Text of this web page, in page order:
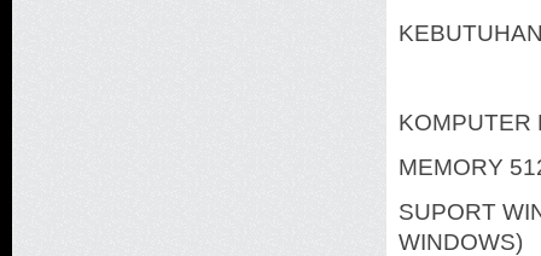
KOMPUTER
MEMORY
SUPORT
WINDOWS)